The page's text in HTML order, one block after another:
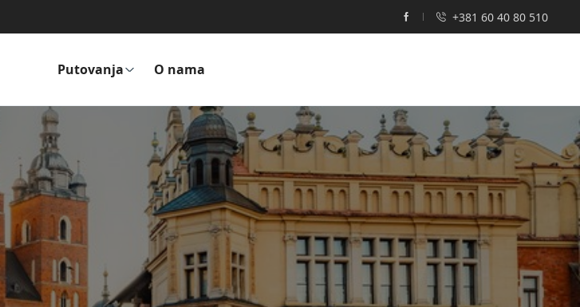
+381 60 40 80 510
Putovanja O nama